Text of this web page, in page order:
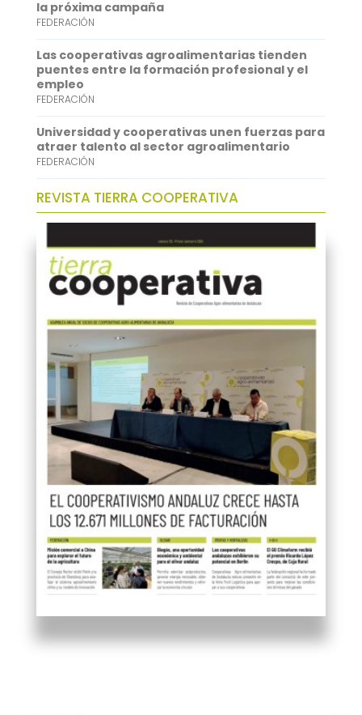
n
la próxima campaña
FEDERACIÓN
Las cooperativas agroalimentarias tienden
puentes entre la formación profesional y el
empleo
FEDERACIÓN
Universidad y cooperativas unen fuerzas para
atraer talento al sector agroalimentario
FEDERACIÓN
REVISTA TIERRA COOPERATIVA